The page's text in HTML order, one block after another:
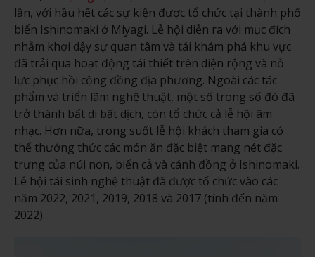
lần, với hầu hết các sự kiện được tổ chức tại thành phố
biển Ishinomaki ở Miyagi. Lễ hội diễn ra với mục đích
nhằm khơi dậy sự quan tâm và tái khám phá khu vực
đã trải qua hoạt động tái thiết trên diện rộng và nỗ
lực phục hồi cộng đồng địa phương. Ngoài các tác
phẩm và triển lãm nghệ thuật, một số trong số đó đã
trở thành bất di bất dịch, còn tổ chức cả lễ hội âm
nhạc. Hơn nữa, trong suốt lễ hội khách tham gia có
thể thưởng thức các món ăn đặc biệt mang nét đặc
trưng của núi non, biển cả và cánh đồng ở Ishinomaki.
Lễ hội tái sinh nghệ thuật đã được tổ chức vào các
năm 2022, 2021, 2019, 2018 và 2017 (tính đến năm
2022).